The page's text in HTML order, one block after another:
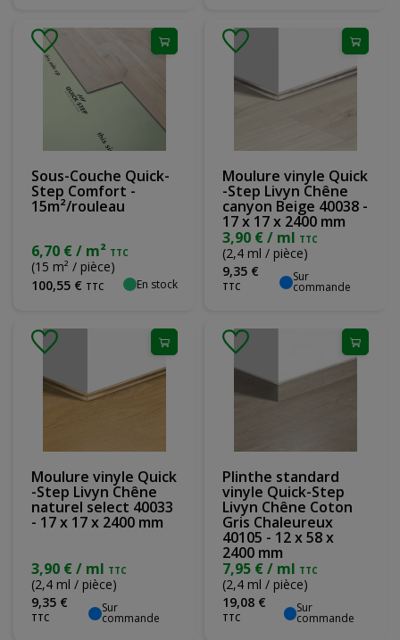
Sous-Couche Quick-
Step Comfort -
15m²/rouleau
6,70 € / m² TTC
(15 m² / pièce)
100,55 € TTC En stock
Moulure vinyle Quick
-Step Livyn Chêne
canyon Beige 40038 -
17 x 17 x 2400 mm
3,90 € / ml TTC
(2,4 ml / pièce)
9,35 €
TTC
Sur
commande
Moulure vinyle Quick
-Step Livyn Chêne
naturel select 40033
- 17 x 17 x 2400 mm
3,90 € / ml TTC
(2,4 ml / pièce)
9,35 €
TTC
Sur
commande
Plinthe standard
vinyle Quick-Step
Livyn Chêne Coton
Gris Chaleureux
40105 - 12 x 58 x
2400 mm
7,95 € / ml TTC
(2,4 ml / pièce)
19,08 €
TTC
Sur
commande